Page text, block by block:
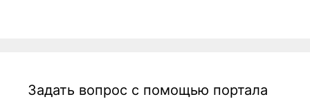
Задать вопрос с помощью портала